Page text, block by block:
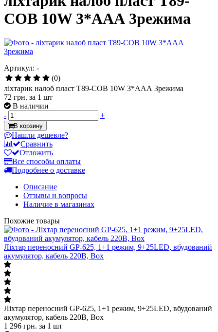
COB 10W 3*ААА 3режима
Артикул: -
(0)
ліхтарик налоб пласт T89-COB 10W 3*ААА 3режима
72 грн. за 1 шт
В наличии
-
+
В корзину
Нашли дешевле?
Сравнить
Отложить
Все способы оплаты
Подробнее о доставке
Описание
Отзывы и вопросы
Наличие в магазинах
Похожие товары
Ліхтар переносний GP-625, 1+1 режим, 9+25LED, вбудований
акумулятор, кабель 220B, Box
Ліхтар переносний GP-625, 1+1 режим, 9+25LED, вбудований
акумулятор, кабель 220B, Box
1 296 грн. за 1 шт